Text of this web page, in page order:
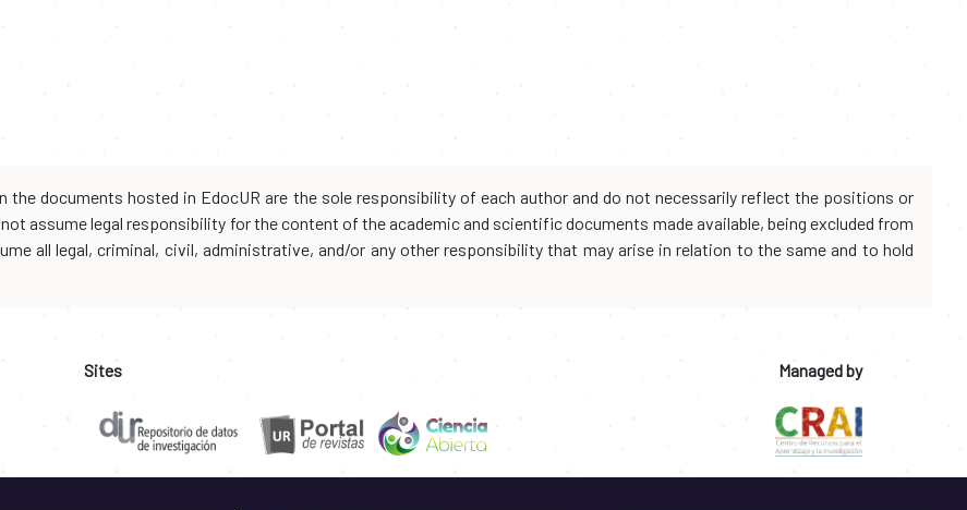
the documents hosted in EdocUR are the sole responsibility of each author and do not necessarily reflect the positions or
assume legal responsibility for the content of the academic and scientific documents made available, being excluded from
all legal, criminal, civil, administrative, and/or any other responsibility that may arise in relation to the same and to hold
Sites Managed by